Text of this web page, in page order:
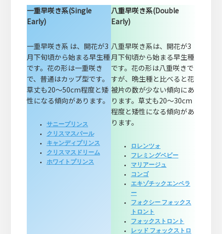
一重早咲き系(Single
Early)
一重早咲き系 は、開花が3
月下旬頃から始まる早生種
です。花の形は一重咲き
で、普通はカップ型です。
草丈も20～50cm程度と矮
性になる傾向があります。
サニープリンス
クリスマスパール
キャンディプリンス
クリスマスドリーム
ホワイトプリンス
八重早咲き系(Double
Early)
八重早咲き系は、開花が3
月下旬頃から始まる早生種
です。花の形は八重咲きで
すが、晩生種と比べると花
被片の数が少ない傾向にあ
ります。草丈も20～30cm
程度と矮性になる傾向があ
ります。
ロレンツォ
フレミングベビー
マリアージュ
コンゴ
エキゾチックエンペラ
ー
フォクシー フォックス
トロント
フォックストロント
レッド フォックストロ